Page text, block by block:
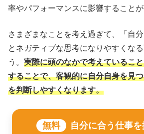
率やパフォーマンスに影響することが
さまざまなことを考え過ぎて、「自
とネガティブな思考になりやすくな
う。 実際に頭のなかで考えているこ
することで、客観的に自分自身を見
を判断しやすくなります。
無料 自分に合う仕事